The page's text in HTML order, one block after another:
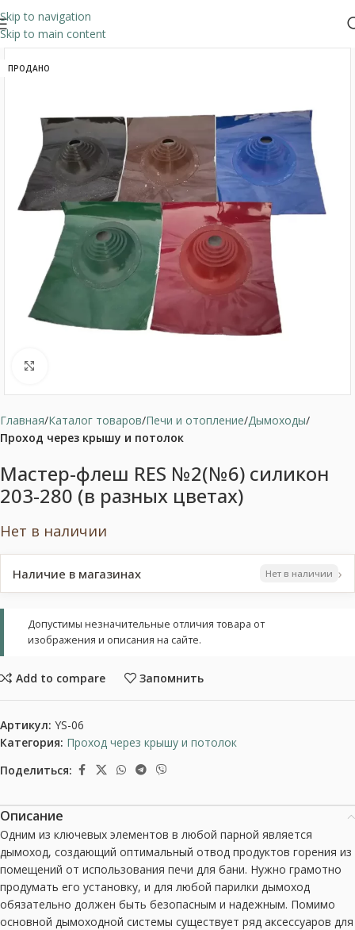
Skip to navigation
Skip to main content
ПРОДАНО
Главная Каталог товаров Печи и отопление Дымоходы
Проход через крышу и потолок
Мастер-флеш RES №2(№6) силикон
203-280 (в разных цветах)
Нет в наличии
Наличие в магазинах Нет в наличии ›
Допустимы незначительные отличия товара от
изображения и описания на сайте.
Add to compare Запомнить
Артикул: YS-06
Категория: Проход через крышу и потолок
Поделиться:
Описание
Одним из ключевых элементов в любой парной является
дымоход, создающий оптимальный отвод продуктов горения из
помещений от использования печи для бани. Нужно грамотно
продумать его установку, и для любой парилки дымоход
обязательно должен быть безопасным и надежным. Помимо
основной дымоходной системы существует ряд аксессуаров для